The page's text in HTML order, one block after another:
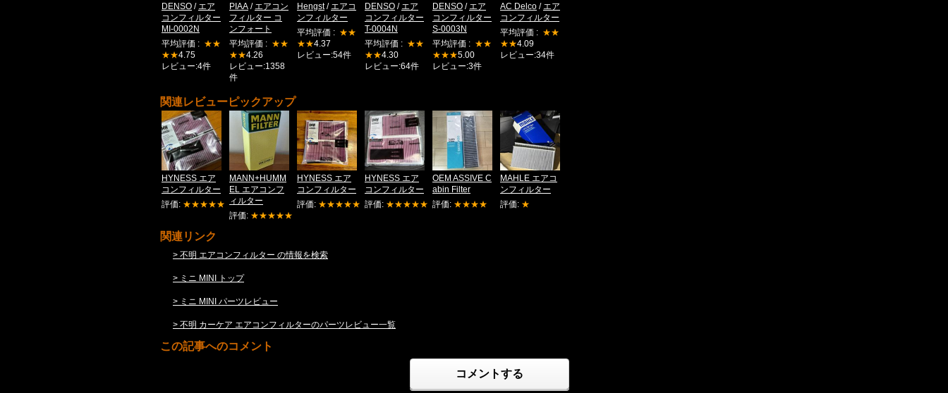
DENSO /エア
コンフィルター
MI-0002N
平均評価 : ★★
★★4.75
レビュー:4件
PIAA /エアコン
フィルター コ
ンフォート
平均評価 : ★★
★★4.26
レビュー:1358
件
Hengst/エアコ
ンフィルター
平均評価 : ★★
★★4.37
レビュー:54件
DENSO /エア
コンフィルター
T-0004N
平均評価 : ★★
★★4.30
レビュー:64件
DENSO /エア
コンフィルター
S-0003N
平均評価 : ★★
★★★5.00
レビュー:3件
AC Delco /エア
コンフィルター
平均評価 : ★★
★★4.09
レビュー:34件
関連レビューピックアップ
HYNESS エア
コンフィルター
評価: ★★★★★
MANN+HUMM
EL エアコンフ
ィルター
評価: ★★★★★
HYNESS エア
コンフィルター
評価: ★★★★★
HYNESS エア
コンフィルター
評価: ★★★★★
OEM ASSIVE C
abin Filter
評価: ★★★★
MAHLE エアコ
ンフィルター
評価: ★
関連リンク
> 不明 エアコンフィルター の情報を検索
> ミニ MINI トップ
> ミニ MINI パーツレビュー
> 不明 カーケア エアコンフィルターのパーツレビュー一覧
この記事へのコメント
コメントする